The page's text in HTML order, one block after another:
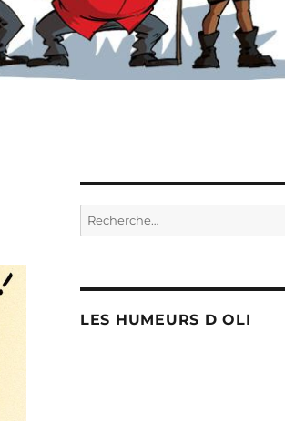
Recherche
pour :
LES HUMEURS D OLI